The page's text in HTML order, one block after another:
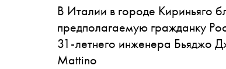
В Италии в городе Кириньяго
предполагаемую гражданку
31-летнего инженера Бьяджо
Mattino